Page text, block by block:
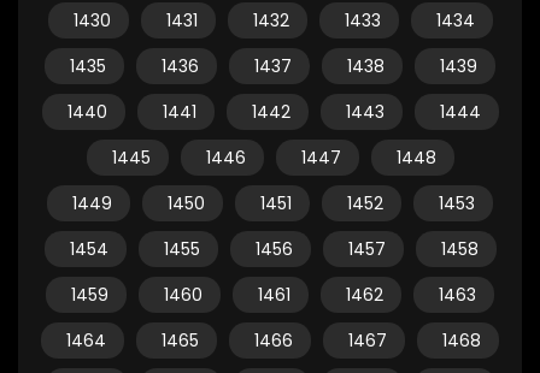
1430
1431 1432 1433
1434
1435
1436 1437 1438
1439
1440
1441 1442 1443
1444
1445
1446 1447
1448
1449
1450 1451 1452
1453
1454
1455 1456 1457
1458
1459
1460 1461 1462
1463
1464
1465 1466 1467
1468